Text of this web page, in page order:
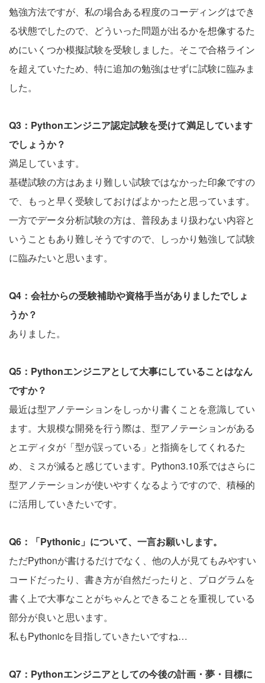
勉強方法ですが、私の場合ある程度のコーディングはでき
る状態でしたので、どういった問題が出るかを想像するた
めにいくつか模擬試験を受験しました。そこで合格ライン
を超えていたため、特に追加の勉強はせずに試験に臨みま
した。
Q3：Pythonエンジニア認定試験を受けて満足しています
でしょうか？
満足しています。
基礎試験の方はあまり難しい試験ではなかった印象ですの
で、もっと早く受験しておけばよかったと思っています。
一方でデータ分析試験の方は、普段あまり扱わない内容と
いうこともあり難しそうですので、しっかり勉強して試験
に臨みたいと思います。
Q4：会社からの受験補助や資格手当がありましたでしょ
うか？
ありました。
Q5：Pythonエンジニアとして大事にしていることはなん
ですか？
最近は型アノテーションをしっかり書くことを意識してい
ます。大規模な開発を行う際は、型アノテーションがある
とエディタが「型が誤っている」と指摘をしてくれるた
め、ミスが減ると感じています。Python3.10系ではさらに
型アノテーションが使いやすくなるようですので、積極的
に活用していきたいです。
Q6：「Pythonic」について、一言お願いします。
ただPythonが書けるだけでなく、他の人が見てもみやすい
コードだったり、書き方が自然だったりと、プログラムを
書く上で大事なことがちゃんとできることを重視している
部分が良いと思います。
私もPythonicを目指していきたいですね…
Q7：Pythonエンジニアとしての今後の計画・夢・目標に